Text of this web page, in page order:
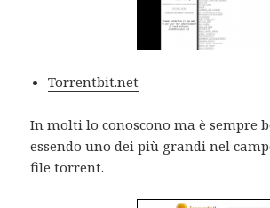
Torrentbit.net
In molti lo conoscono ma è sempre
essendo uno dei più grandi nel
file torrent.